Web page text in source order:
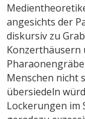
angesichts der
diskursiv zu
Konzerthäusern
Menschen nicht
übersiedeln
Lockerungen im